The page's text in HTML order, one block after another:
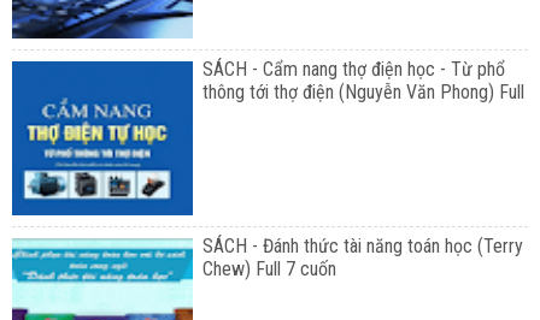
SÁCH - Cẩm nang thợ điện học - Từ phổ
thông tới thợ điện (Nguyễn Văn Phong) Full
SÁCH - Đánh thức tài năng toán học (Terry
Chew) Full 7 cuốn